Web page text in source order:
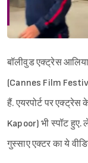
बॉलीवुड एक्ट्रेस
(Cannes Film
हैं. एयरपोर्ट पर
Kapoor) भी स्पॉट
गुस्साए एक्टर का ये